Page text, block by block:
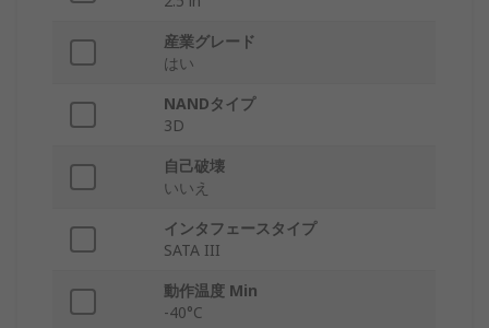
産業グレード
はい
NANDタイプ
3D
自己破壊
いいえ
インタフェースタイプ
SATA III
動作温度 Min
-40°C